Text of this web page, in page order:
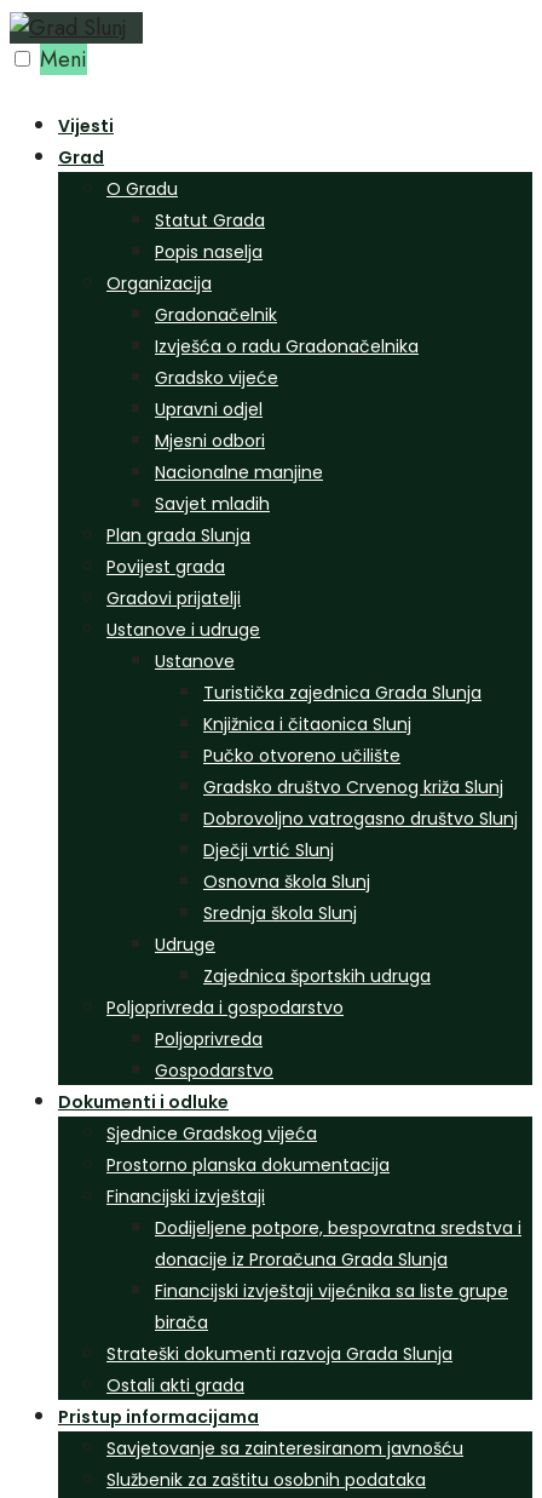
Preskoči
na Meni
Vijesti
Grad
O Gradu
Statut Grada
Popis naselja
Organizacija
Gradonačelnik
Izvješća o radu Gradonačelnika
Gradsko vijeće
Upravni odjel
Mjesni odbori
Nacionalne manjine
Savjet mladih
Plan grada Slunja
Povijest grada
Gradovi prijatelji
Ustanove i udruge
Ustanove
Turistička zajednica Grada Slunja
Knjižnica i čitaonica Slunj
Pučko otvoreno učilište
Gradsko društvo Crvenog križa Slunj
Dobrovoljno vatrogasno društvo Slunj
Dječji vrtić Slunj
Osnovna škola Slunj
Srednja škola Slunj
Udruge
Zajednica športskih udruga
Poljoprivreda i gospodarstvo
Poljoprivreda
Gospodarstvo
Dokumenti i odluke
Sjednice Gradskog vijeća
Prostorno planska dokumentacija
Financijski izvještaji
Dodijeljene potpore, bespovratna sredstva i
donacije iz Proračuna Grada Slunja
Financijski izvještaji vijećnika sa liste grupe
birača
Strateški dokumenti razvoja Grada Slunja
Ostali akti grada
Pristup informacijama
Savjetovanje sa zainteresiranom javnošću
Službenik za zaštitu osobnih podataka